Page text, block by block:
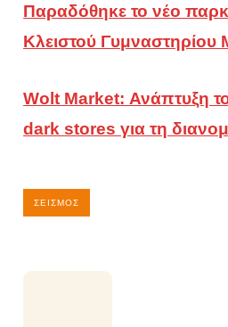
Παραδόθηκε το νέο
Κλειστού Γυμναστηρίου
Wolt Market: Ανάπτυξη
dark stores για τη
ΣΕΙΣΜΌΣ